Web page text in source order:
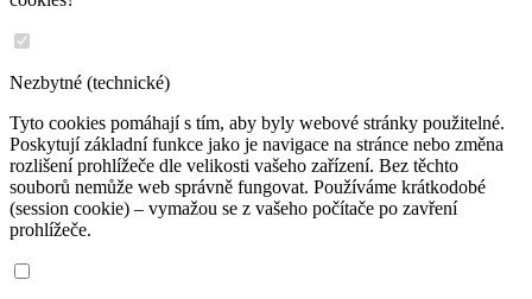
Nezbytné (technické)
Tyto cookies pomáhají s tím, aby byly webové stránky použitelné.
Poskytují základní funkce jako je navigace na stránce nebo změna
rozlišení prohlížeče dle velikosti vašeho zařízení. Bez těchto
souborů nemůže web správně fungovat. Používáme krátkodobé
(session cookie) – vymažou se z vašeho počítače po zavření
prohlížeče.